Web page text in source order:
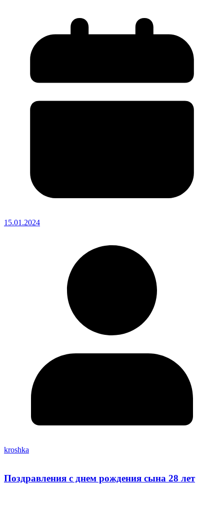
15.01.2024
kroshka
Поздравления с днем рождения сына 28 лет